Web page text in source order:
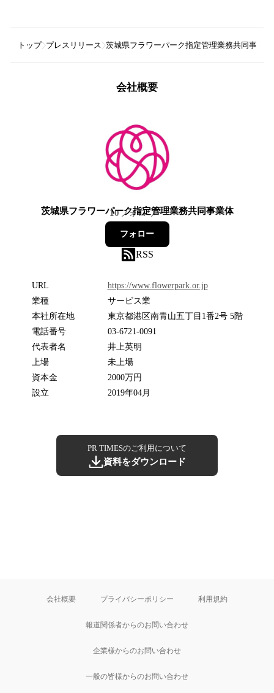
トップ プレスリリース 茨城県フラワーパーク指定管理業務共同事業体
会社概要
茨城県フラワーパーク指定管理業務共同事業体
10フォロワー
フォロー
RSS
URL
https://www.flowerpark.or.jp
業種
サービス業
本社所在地
東京都港区南青山五丁目1番2号 5階
電話番号
03-6721-0091
代表者名
井上英明
上場
未上場
資本金
2000万円
設立
2019年04月
PR TIMESのご利用について
資料をダウンロード
会社概要 プライバシーポリシー 利用規約
報道関係者からのお問い合わせ
企業様からのお問い合わせ
一般の皆様からのお問い合わせ